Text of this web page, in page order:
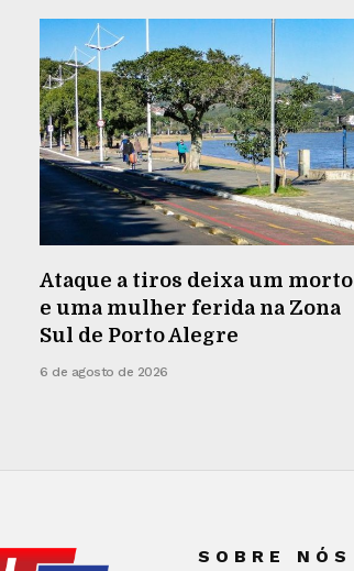
Ataque a tiros deixa um morto
e uma mulher ferida na Zona
Sul de Porto Alegre
6 de agosto de 2026
SOBRE NÓS